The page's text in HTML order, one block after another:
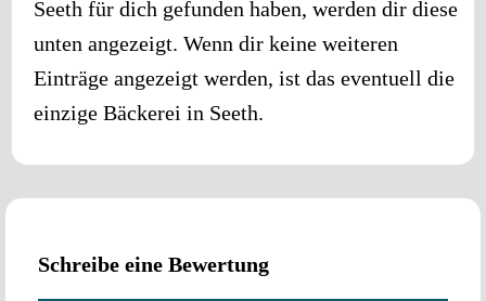
Seeth für dich gefunden haben, werden dir diese
unten angezeigt. Wenn dir keine weiteren
Einträge angezeigt werden, ist das eventuell die
einzige Bäckerei in Seeth.
Schreibe eine Bewertung